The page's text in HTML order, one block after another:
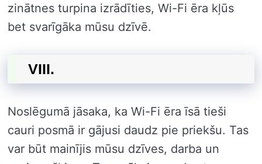
zinātnes turpina izrādīties, Wi-Fi ēra kļūs
bet svarīgāka mūsu dzīvē.
VIII.
Noslēgumā jāsaka, ka Wi-Fi ēra īsā tieši
cauri posmā ir gājusi daudz pie priekšu. Tas
var būt mainījis mūsu dzīves, darba un